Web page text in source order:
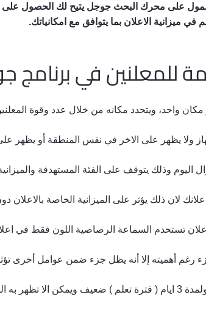
على محرك البحث جوجل يتيح لك الحصول على
ميزانية الاعلان بما يتوافق مع امكانياتك.
للمعلنين في برنامج